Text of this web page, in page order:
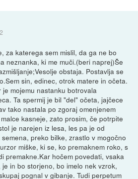
za katerega sem mislil, da ga ne bo
neznanka, ki me muči.(beri naprej)Še
obstaja. Postavlja se
sin, edinec, otrok matere in očeta.
mojemu nastanku botrovala
Ta spermij je bil "del" očeta, jajčece
tako nastala po zgoraj omenjenem
kasneje, zato prosim, če potrpite
je narejen iz lesa, les pa je od
preko bilke, zrastlo v mogočno
miške, ki se, ko premaknem roko, s
premakne.Kar hočem povedati, vsaka
in bo storjeno, bo imelo nek vzrok,
pognal v gibanje. Tudi perpetum